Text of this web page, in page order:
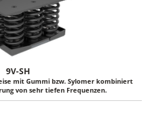
9V-SH
mit Gummi bzw. Sylomer kombiniert
von sehr tiefen Frequenzen.